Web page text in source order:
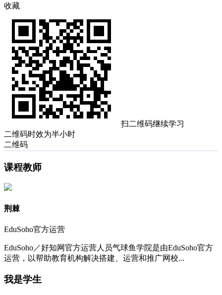
收藏
扫二维码继续学习
二维码时效为半小时
二维码
课程教师
荆棘
EduSoho官方运营
EduSoho／好知网官方运营人员气球鱼学院是由EduSoho官方
运营，以帮助教育机构解决搭建、运营和推广网校...
我是学生